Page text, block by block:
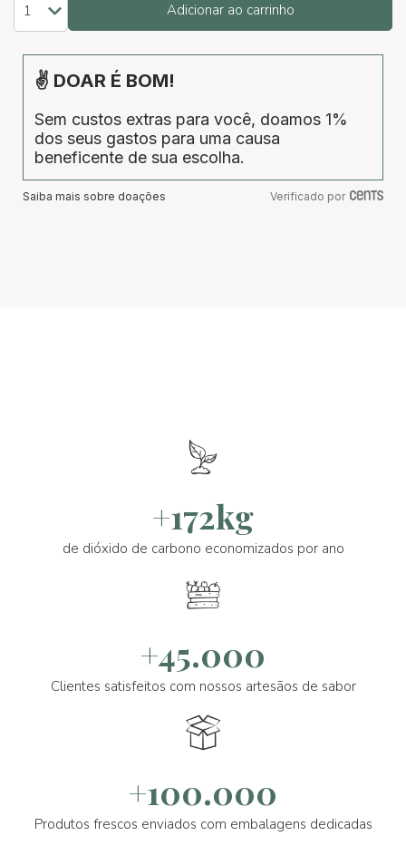
Adicionar ao carrinho
✌ DOAR É BOM!
Sem custos extras para você, doamos 1%
dos seus gastos para uma causa
beneficente de sua escolha.
Saiba mais sobre doações Verificado por
+172kg
de dióxido de carbono economizados por ano
+45.000
Clientes satisfeitos com nossos artesãos de sabor
+100.000
Produtos frescos enviados com embalagens dedicadas